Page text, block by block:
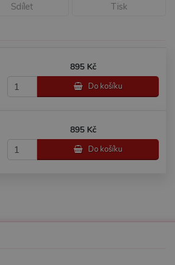
Sdílet Tisk
895 Kč
Do košíku
895 Kč
Do košíku